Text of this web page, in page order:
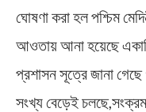
ঘোষণা করা হল পশ্চিম
আওতায় আনা হয়েছে
প্রশাসন সূত্রে জানা
সংখ্য বেড়েই